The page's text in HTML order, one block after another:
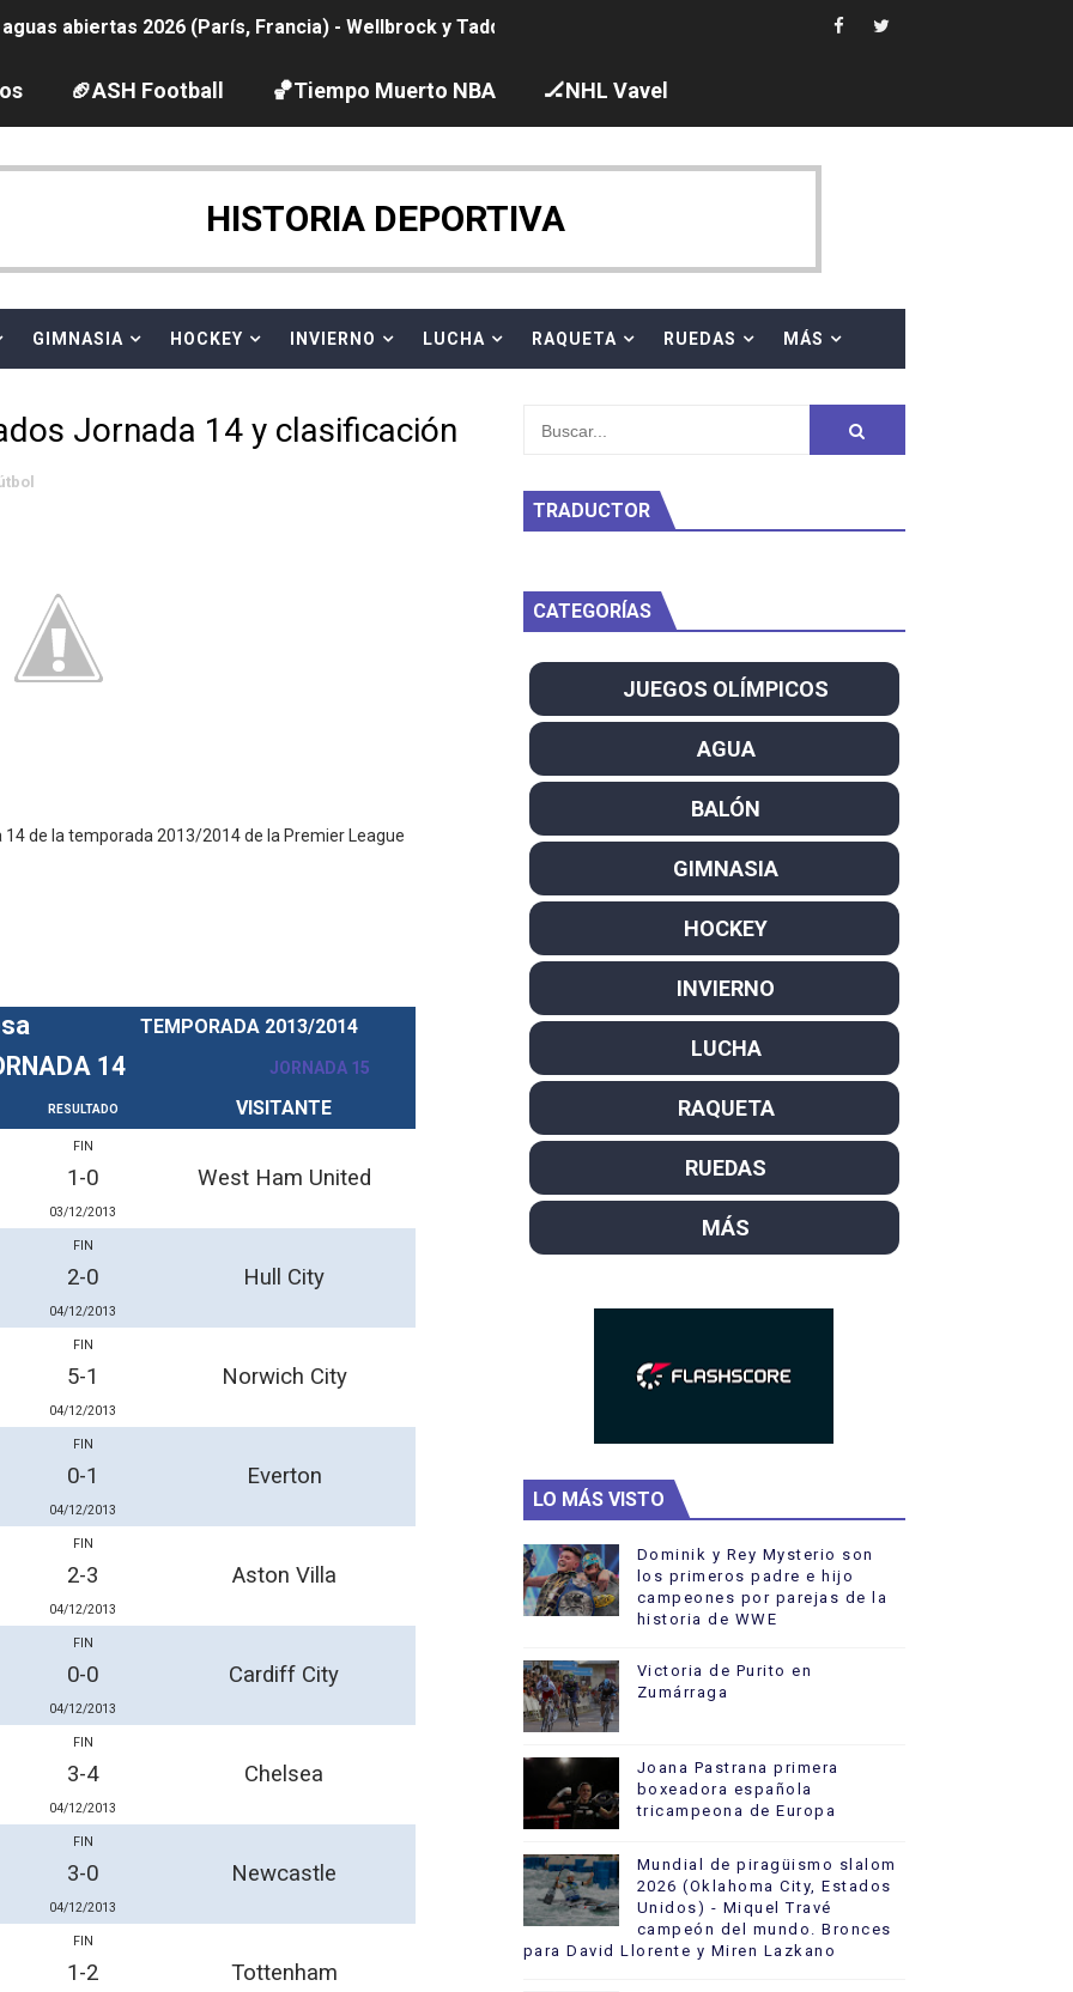
abiertas 2026 (París, Francia) - Wellbrock y Taddeucci los protagonistas. Ángela Martínez fue 5ª en 10km
saltos 2026 (París, Francia) - Bronce para Jorge y Ana Carvajal en plataforma. 5 orazos para Chiara Pellacani,
2026
moderno 2026 (Estambul, Turquía)
artística 2026 (París, Francia) - España domina junto al equipo neutral ruso, llevándose 8 medallas, seis para
Tavion Heights ponen fin al reinado por parejas de The Vanity Project
Green, Chad Gable y Baron Corbin en SummerSlam
MTB 2026 (Monteceneri, Suiza) - Charlie Aldridge y Sina Frei dominan el Europeo
remo 2026 (Varese, Italia) - Rumanía, Alemania y Gran Bretaña se reparten el botín y Caetano Horta y Rodrigo Conde
2026 (Tokio, Japón) - Estados Unidos invencibles, ya son decacampeonas y quinto oro consecutivo
Impact! con Jason Hotch como nuevo TNA International Champion
Kong) - La delegación italiana arrasa con 4 oros y 4 platas
monarca Intercontinental, su primer título individual en WWE
2026 - Las Utah Talons son bicampeonas de la AUSL
2026 (Oklahoma City, Estados Unidos) - Miquel Travé campeón del mundo. Bronces para David Llorente y Miren
2026 - Tadej Pogacar entra en el selecto grupo de los pentacampeones, los más laureados
- Lando Norris consigue en Hungría su primera victoria del año como campeón
high diving 2026 (París, Francia) - Catalin Preda y Nelli Chukanivska nuevos campeones con Carlos Gimeno a las
- Etapa 7
🏈ASH Football 🏀Tiempo Muerto NBA 🏒NHL Vavel
HISTORIA DEPORTIVA
GIMNASIA HOCKEY INVIERNO LUCHA RAQUETA RUEDAS MÁS
Jornada 14 y clasificación
de la temporada 2013/2014 de la Premier League
TEMPORADA 2013/2014
14 JORNADA 15
RESULTADO VISITANTE
FIN
1-0
03/12/2013
West Ham United
FIN
2-0
04/12/2013
Hull City
FIN
5-1
04/12/2013
Norwich City
FIN
0-1
04/12/2013
Everton
FIN
2-3
04/12/2013
Aston Villa
FIN
0-0
04/12/2013
Cardiff City
FIN
3-4
04/12/2013
Chelsea
FIN
3-0
04/12/2013
Newcastle
FIN
1-2 Tottenham
TRADUCTOR
CATEGORÍAS
JUEGOS OLÍMPICOS
AGUA
BALÓN
GIMNASIA
HOCKEY
INVIERNO
LUCHA
RAQUETA
RUEDAS
MÁS
LO MÁS VISTO
Dominik y Rey Mysterio son
los primeros padre e hijo
campeones por parejas de la
historia de WWE
Victoria de Purito en
Zumárraga
Joana Pastrana primera
boxeadora española
tricampeona de Europa
Mundial de piragüismo slalom
2026 (Oklahoma City, Estados
Unidos) - Miquel Travé
campeón del mundo. Bronces
para David Llorente y Miren Lazkano